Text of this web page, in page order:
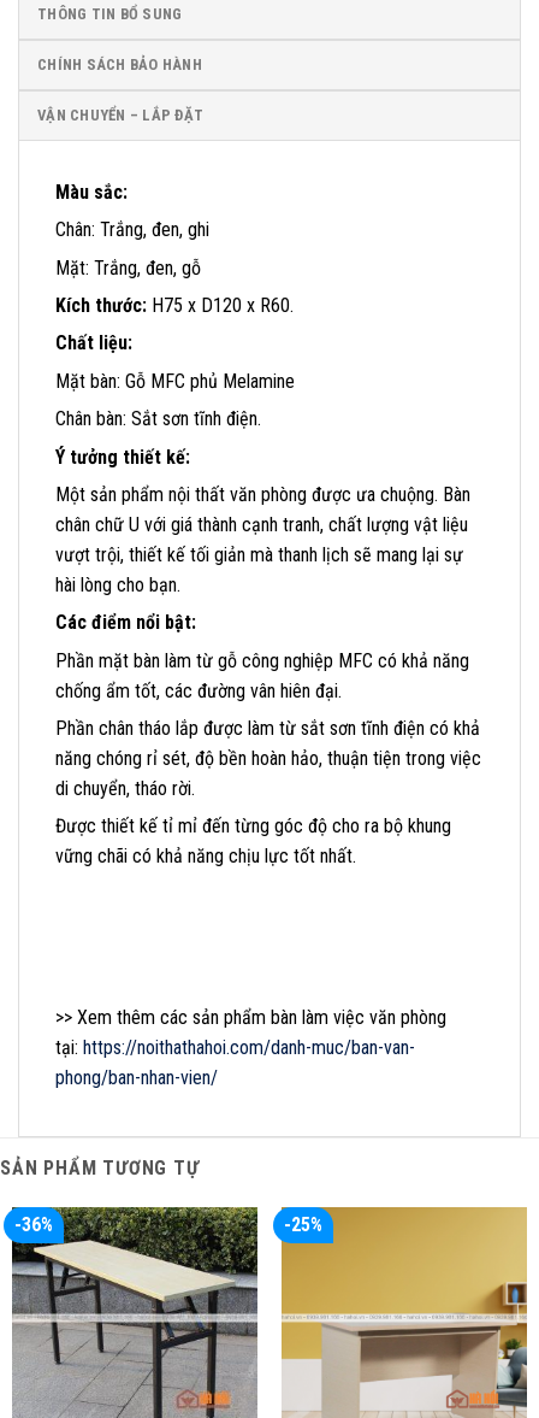
THÔNG TIN BỔ SUNG
CHÍNH SÁCH BẢO HÀNH
VẬN CHUYỂN – LẮP ĐẶT
Màu sắc:
Chân: Trắng, đen, ghi
Mặt: Trắng, đen, gỗ
Kích thước: H75 x D120 x R60.
Chất liệu:
Mặt bàn: Gỗ MFC phủ Melamine
Chân bàn: Sắt sơn tĩnh điện.
Ý tưởng thiết kế:
Một sản phẩm nội thất văn phòng được ưa chuộng. Bàn
chân chữ U với giá thành cạnh tranh, chất lượng vật liệu
vượt trội, thiết kế tối giản mà thanh lịch sẽ mang lại sự
hài lòng cho bạn.
Các điểm nổi bật:
Phần mặt bàn làm từ gỗ công nghiệp MFC có khả năng
chống ẩm tốt, các đường vân hiên đại.
Phần chân tháo lắp được làm từ sắt sơn tĩnh điện có khả
năng chóng rỉ sét, độ bền hoàn hảo, thuận tiện trong việc
di chuyển, tháo rời.
Được thiết kế tỉ mỉ đến từng góc độ cho ra bộ khung
vững chãi có khả năng chịu lực tốt nhất.
>> Xem thêm các sản phẩm bàn làm việc văn phòng
tại: https://noithathahoi.com/danh-muc/ban-van-
phong/ban-nhan-vien/
SẢN PHẨM TƯƠNG TỰ
-36% -25%